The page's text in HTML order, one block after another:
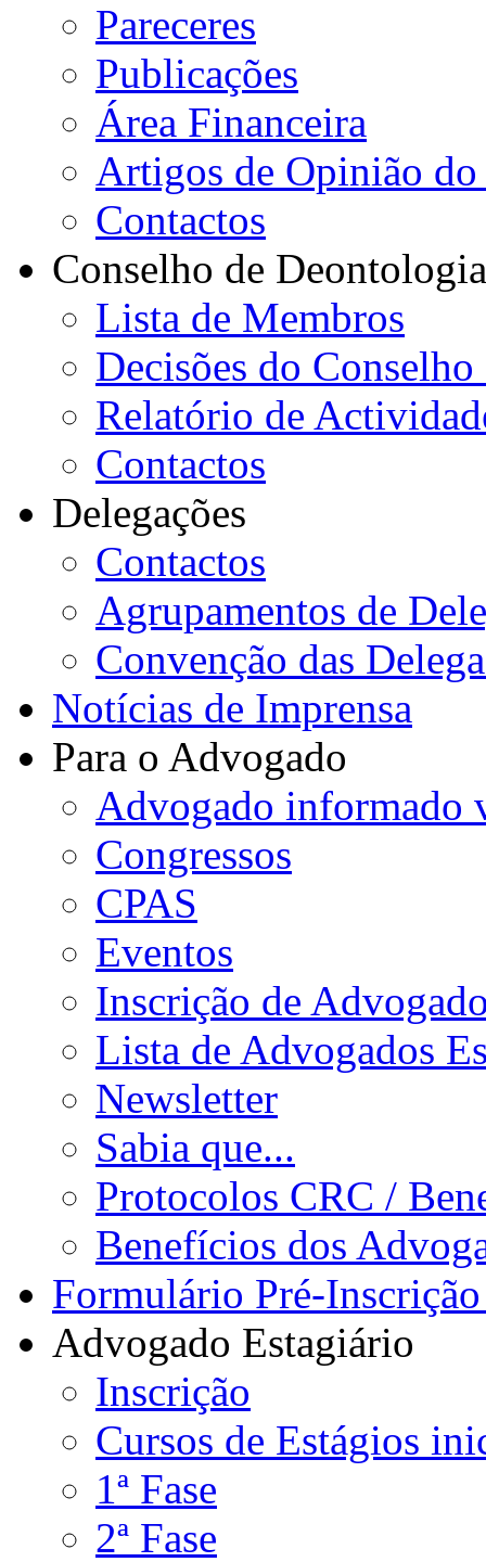
Pareceres
Publicações
Área Financeira
Artigos de Opinião do
Contactos
Conselho de Deontologia
Lista de Membros
Decisões do
Relatório de
Contactos
Delegações
Contactos
Agrupamentos de
Convenção das
Notícias de Imprensa
Para o Advogado
Advogado informado
Congressos
CPAS
Eventos
Inscrição de
Lista de Advogados
Newsletter
Sabia que...
Protocolos CRC /
Benefícios dos
Formulário Pré-
Advogado Estagiário
Inscrição
Cursos de Estágios
1ª Fase
2ª Fase